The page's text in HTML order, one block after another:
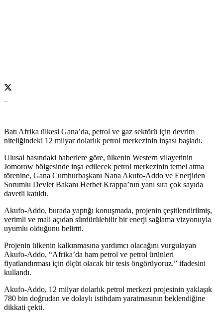
Batı Afrika ülkesi Gana’da, petrol ve gaz sektörü için devrim
niteliğindeki 12 milyar dolarlık petrol merkezinin inşası başladı.
Ulusal basındaki haberlere göre, ülkenin Western vilayetinin
Jomorow bölgesinde inşa edilecek petrol merkezinin temel atma
törenine, Gana Cumhurbaşkanı Nana Akufo-Addo ve Enerjiden
Sorumlu Devlet Bakanı Herbet Krappa’nın yanı sıra çok sayıda
davetli katıldı.
Akufo-Addo, burada yaptığı konuşmada, projenin çeşitlendirilmiş,
verimli ve mali açıdan sürdürülebilir bir enerji sağlama vizyonuyla
uyumlu olduğunu belirtti.
Projenin ülkenin kalkınmasına yardımcı olacağını vurgulayan
Akufo-Addo, “Afrika’da ham petrol ve petrol ürünleri
fiyatlandırması için ölçüt olacak bir tesis öngörüyoruz.” ifadesini
kullandı.
Akufo-Addo, 12 milyar dolarlık petrol merkezi projesinin yaklaşık
780 bin doğrudan ve dolaylı istihdam yaratmasının beklendiğine
dikkati çekti.